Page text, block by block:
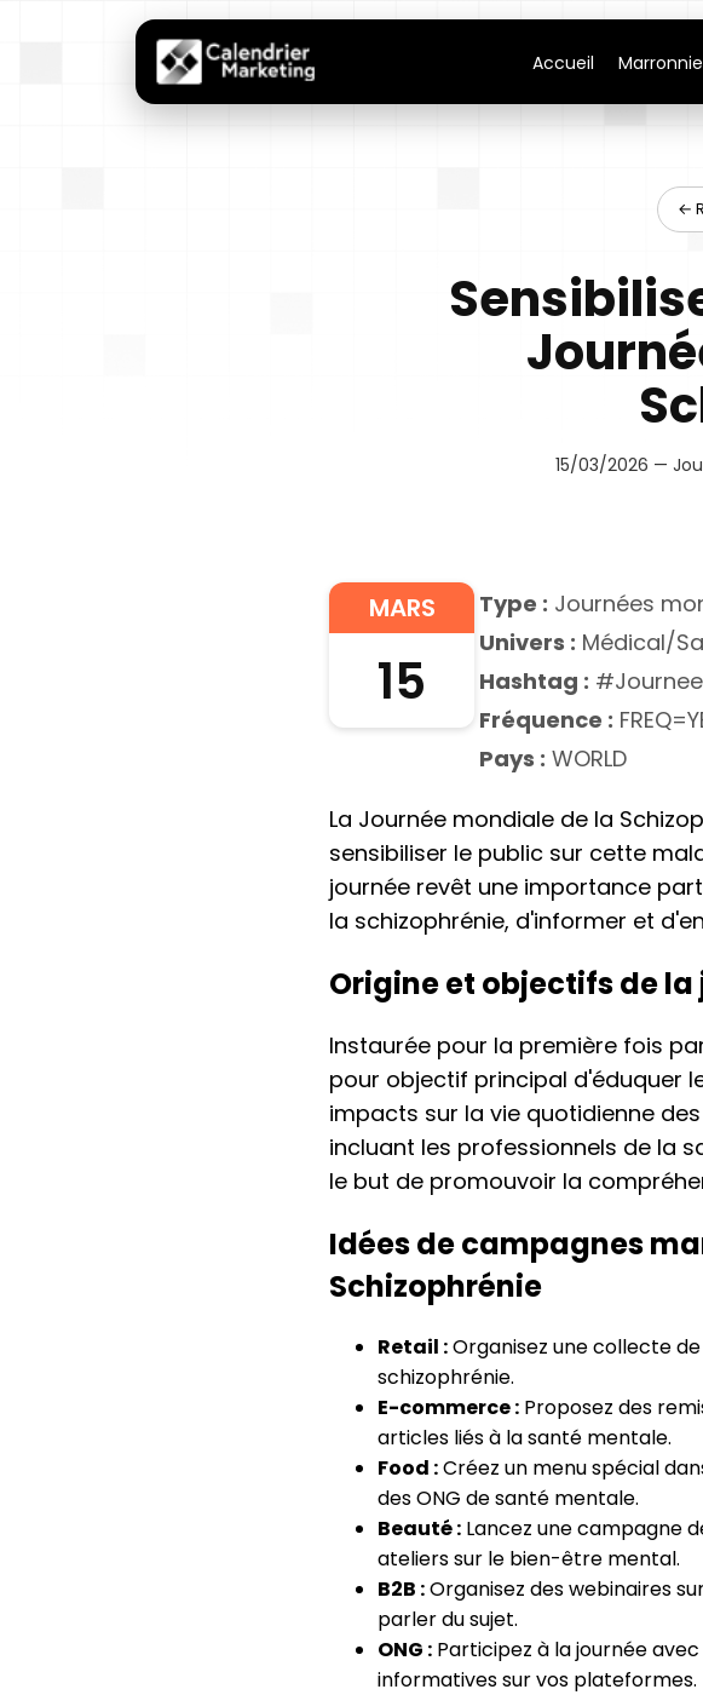
Accueil
←
15/03/2026 —
MARS
15
Type : Journées
Univers : Médical/
Hashtag :
Fréquence :
Pays : WORLD
La Journée mondiale de la
sensibiliser le public sur cette
journée revêt une importance
la schizophrénie, d'informer et
Origine et objectifs de la
Instaurée pour la première fois
pour objectif principal d'éduquer
impacts sur la vie quotidienne
incluant les professionnels de la
le but de promouvoir la
Idées de campagnes
Schizophrénie
Retail :Organisez une collecte
schizophrénie.
E-commerce : Proposez des
articles liés à la santé mentale.
Food :Créez un menu spécial
des ONG de santé mentale.
Beauté : Lancez une campagne
ateliers sur le bien-être mental.
B2B :Organisez des webinaires
parler du sujet.
ONG : Participez à la journée
informatives sur vos plateformes.